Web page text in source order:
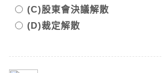
(C)股東會決議解散
(D)裁定解散